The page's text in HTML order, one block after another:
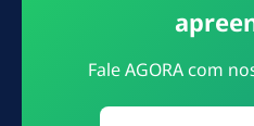
Fale AGORA com